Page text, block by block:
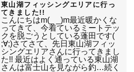
東山湖フィッシングエリアに行っ
てきました!!
こんにちはm(_ _)m最近暖かくな
ってきて、今着ているミートテッ
クを脱ごうとしている蓬田です(
;∀;)さてさて、先日東山湖フィッ
シングエリアさんに行ってきまし
た!! 最近はよく通っている東山湖
さんは富士山を見ながら釣…続く